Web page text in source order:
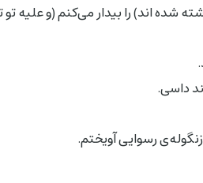
شده اند) را بیدار مى‌کنم (و علیه
داسى.
رسوایى آویختم.